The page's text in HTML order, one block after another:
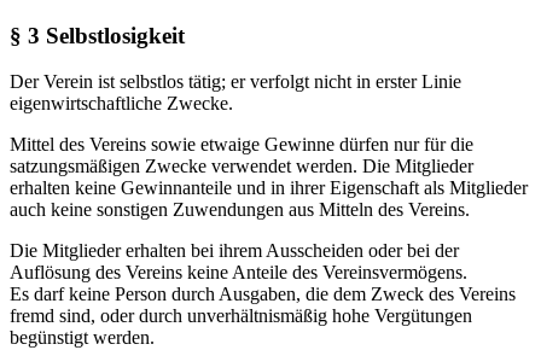
§ 3 Selbstlosigkeit
Der Verein ist selbstlos tätig; er verfolgt nicht in erster Linie
eigenwirtschaftliche Zwecke.
Mittel des Vereins sowie etwaige Gewinne dürfen nur für die
satzungsmäßigen Zwecke verwendet werden. Die Mitglieder
erhalten keine Gewinnanteile und in ihrer Eigenschaft als Mitglieder
auch keine sonstigen Zuwendungen aus Mitteln des Vereins.
Die Mitglieder erhalten bei ihrem Ausscheiden oder bei der
Auflösung des Vereins keine Anteile des Vereinsvermögens.
Es darf keine Person durch Ausgaben, die dem Zweck des Vereins
fremd sind, oder durch unverhältnismäßig hohe Vergütungen
begünstigt werden.